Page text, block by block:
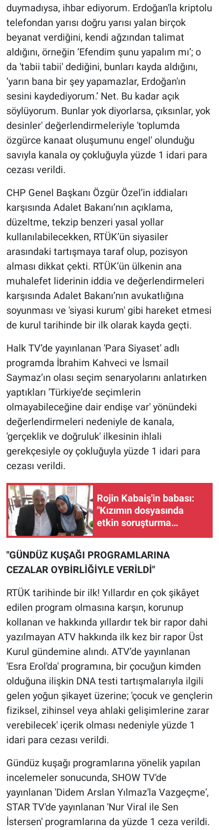
duymadıysa, ihbar ediyorum. Erdoğan'la kriptolu
telefondan yarısı doğru yarısı yalan birçok
beyanat verdiğini, kendi ağzından talimat
aldığını, örneğin ‘Efendim şunu yapalım mı’; o
da 'tabii tabii' dediğini, bunları kayda aldığını,
‘yarın bana bir şey yapamazlar, Erdoğan'ın
sesini kaydediyorum.’ Net. Bu kadar açık
söylüyorum. Bunlar yok diyorlarsa, çıksınlar, yok
desinler' değerlendirmeleriyle 'toplumda
özgürce kanaat oluşumunu engel' olunduğu
savıyla kanala oy çokluğuyla yüzde 1 idari para
cezası verildi.
CHP Genel Başkanı Özgür Özel’in iddiaları
karşısında Adalet Bakanı’nın açıklama,
düzeltme, tekzip benzeri yasal yollar
kullanılabilecekken, RTÜK’ün siyasiler
arasındaki tartışmaya taraf olup, pozisyon
alması dikkat çekti. RTÜK’ün ülkenin ana
muhalefet liderinin iddia ve değerlendirmeleri
karşısında Adalet Bakanı’nın avukatlığına
soyunması ve 'siyasi kurum' gibi hareket etmesi
de kurul tarihinde bir ilk olarak kayda geçti.
Halk TV’de yayınlanan 'Para Siyaset' adlı
programda İbrahim Kahveci ve İsmail
Saymaz’ın olası seçim senaryolarını anlatırken
yaptıkları 'Türkiye’de seçimlerin
olmayabileceğine dair endişe var' yönündeki
değerlendirmeleri nedeniyle de kanala,
'gerçeklik ve doğruluk' ilkesinin ihlali
gerekçesiyle oy çokluğuyla yüzde 1 idari para
cezası verildi.
Rojin Kabaiş'in babası:
"Kızımın dosyasında
etkin soruşturma
yürütülmüyor"
"GÜNDÜZ KUŞAĞI PROGRAMLARINA
CEZALAR OYBİRLİĞİYLE VERİLDİ"
RTÜK tarihinde bir ilk! Yıllardır en çok şikâyet
edilen program olmasına karşın, korunup
kollanan ve hakkında yıllardır tek bir rapor dahi
yazılmayan ATV hakkında ilk kez bir rapor Üst
Kurul gündemine alındı. ATV’de yayınlanan
'Esra Erol'da' programına, bir çocuğun kimden
olduğuna ilişkin DNA testi tartışmalarıyla ilgili
gelen yoğun şikayet üzerine; 'çocuk ve gençlerin
fiziksel, zihinsel veya ahlaki gelişimlerine zarar
verebilecek' içerik olması nedeniyle yüzde 1
idari para cezası verildi.
Gündüz kuşağı programlarına yönelik yapılan
incelemeler sonucunda, SHOW TV'de
yayınlanan 'Didem Arslan Yılmaz'la Vazgeçme',
STAR TV'de yayınlanan 'Nur Viral ile Sen
İstersen' programlarına da yüzde 1 ceza verildi.